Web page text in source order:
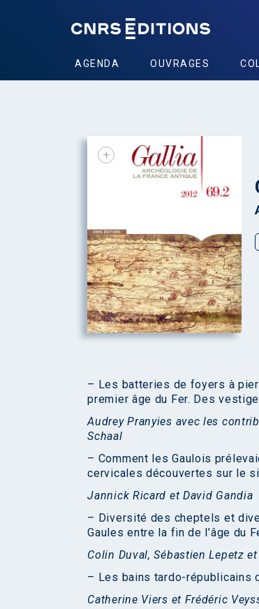
AGENDA OUVRAGES
+
– Les batteries de foyers à
premier âge du Fer. Des
Audrey Pranyies avec les
Schaal
– Comment les Gaulois
cervicales découvertes sur le
Jannick Ricard et David Gandia
– Diversité des cheptels et
Gaules entre la fin de l’âge du
Colin Duval, Sébastien Lepetz
– Les bains tardo-républicains
Catherine Viers et Frédéric